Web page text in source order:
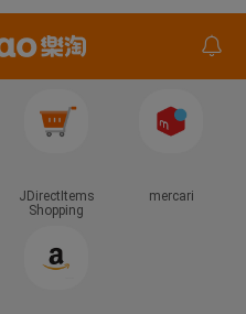
JDirectItems
Shopping
mercari